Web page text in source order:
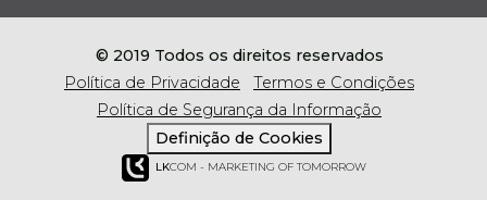
© 2019 Todos os direitos reservados
Política de Privacidade
Termos e Condições
Política de Segurança da Informação
Definição de Cookies
LKCOM - MARKETING OF TOMORROW